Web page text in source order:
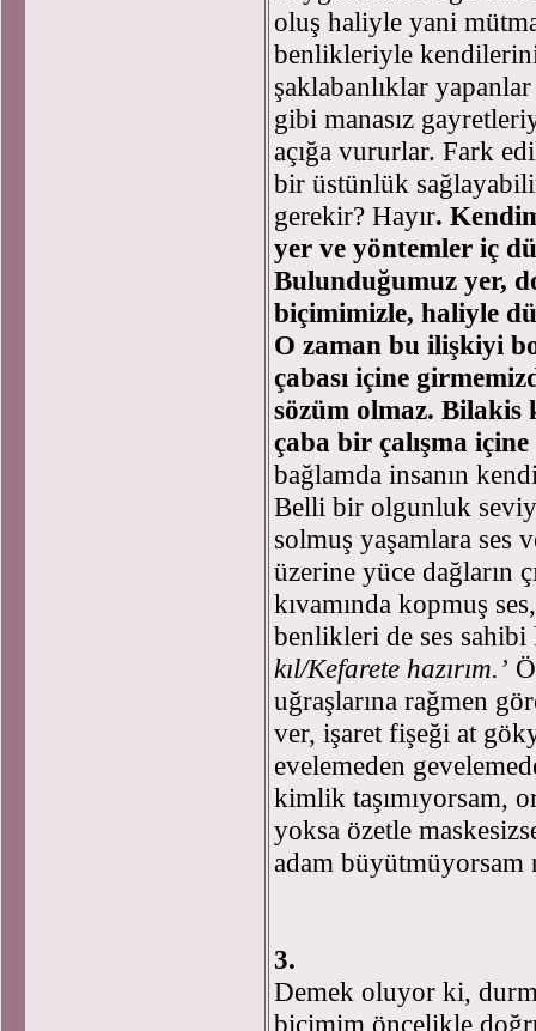
oluş haliyle yani
benlikleriyle
şaklabanlıklar
gibi manasız
açığa vururlar. Fark
bir üstünlük
gerekir? Hayır.
yer ve yöntemler iç
Bulunduğumuz yer,
biçimimizle, haliyle
O zaman bu ilişkiyi
çabası içine
sözüm olmaz.
çaba bir çalışma
bağlamda insanın
Belli bir olgunluk
solmuş yaşamlara ses
üzerine yüce dağların
kıvamında kopmuş
benlikleri de ses sahibi
kıl/Kefarete hazırım.’
uğraşlarına rağmen
ver, işaret fişeği at
evelemeden
kimlik taşımıyorsam,
yoksa özetle
adam
3.
Demek oluyor ki,
biçimim öncelikle